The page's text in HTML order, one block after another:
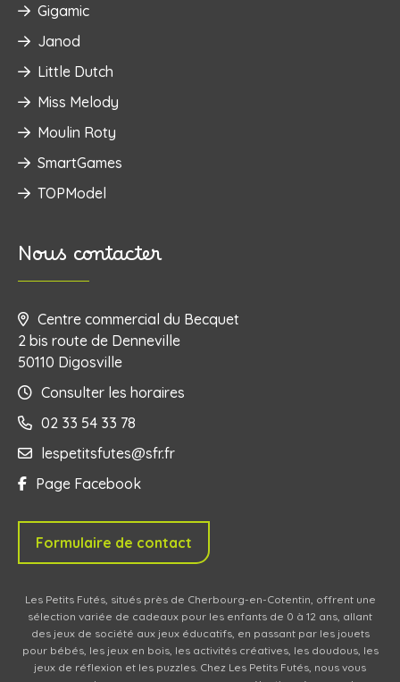
Gigamic
Janod
Little Dutch
Miss Melody
Moulin Roty
SmartGames
TOPModel
Nous contacter
Centre commercial du Becquet
2 bis route de Denneville
50110 Digosville
Consulter les horaires
02 33 54 33 78
lespetitsfutes@sfr.fr
Page Facebook
Formulaire de contact
Les Petits Futés, situés près de Cherbourg-en-Cotentin, offrent une
sélection variée de cadeaux pour les enfants de 0 à 12 ans, allant
des jeux de société aux jeux éducatifs, en passant par les jouets
pour bébés, les jeux en bois, les activités créatives, les doudous, les
jeux de réflexion et les puzzles. Chez Les Petits Futés, nous vous